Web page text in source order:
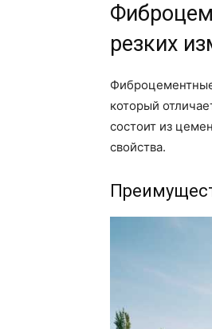
резких
который
состоит из
свойства.